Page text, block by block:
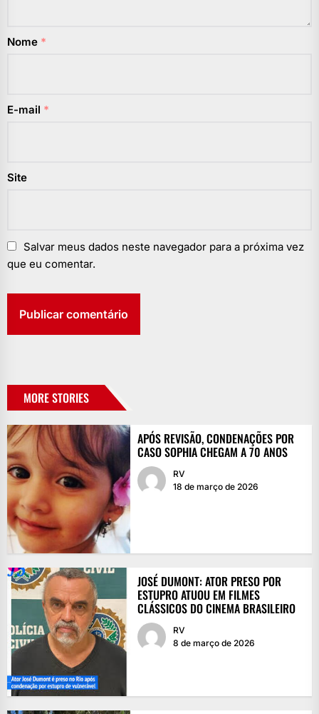
Nome *
E-mail *
Site
Salvar meus dados neste navegador para a próxima vez
que eu comentar.
MORE STORIES
APÓS REVISÃO, CONDENAÇÕES POR
CASO SOPHIA CHEGAM A 70 ANOS
RV
18 de março de 2026
JOSÉ DUMONT: ATOR PRESO POR
ESTUPRO ATUOU EM FILMES
CLÁSSICOS DO CINEMA BRASILEIRO
RV
8 de março de 2026